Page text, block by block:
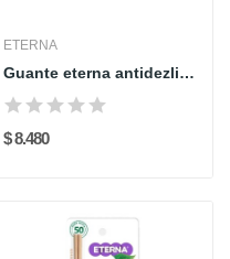
ETERNA
Guante eterna antidezlizante maximo agarre
$ 8.480